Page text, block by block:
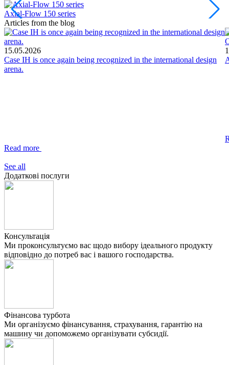
Axial-Flow 150 series
Articles from the blog
15.05.2026
Case IH is once again being recognized in the international design
arena.
Read more
See all
Додаткові послуги
Консультація
Ми проконсультуємо вас щодо вибору ідеального продукту
відповідно до потреб вас і вашого господарства.
Фінансова турбота
Ми організуємо фінансування, страхування, гарантію на
машину чи допоможемо організувати субсидії.